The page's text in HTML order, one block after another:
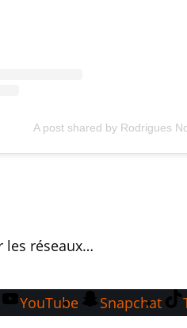
A post shared by Rodrigues
les réseaux…
YouTube Snapchat